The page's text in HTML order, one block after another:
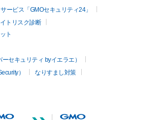
ービス「GMOセキュリティ24」
トリスク診断
ト
セキュリティ byイエラエ）
）
なりすまし対策